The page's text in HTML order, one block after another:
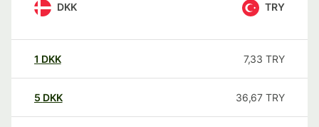
DKK TRY
1 DKK 7,33 TRY
5 DKK 36,67 TRY